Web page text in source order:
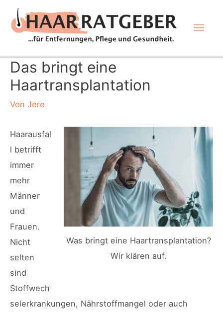
Inhalt
springen
Das bringt eine
Haartransplantation
Von Jere
Was bringt eine Haartransplantation?
Wir klären auf.
Haarausfal
l betrifft
immer
mehr
Männer
und
Frauen.
Nicht
selten
sind
Stoffwech
selerkrankungen, Nährstoffmangel oder auch